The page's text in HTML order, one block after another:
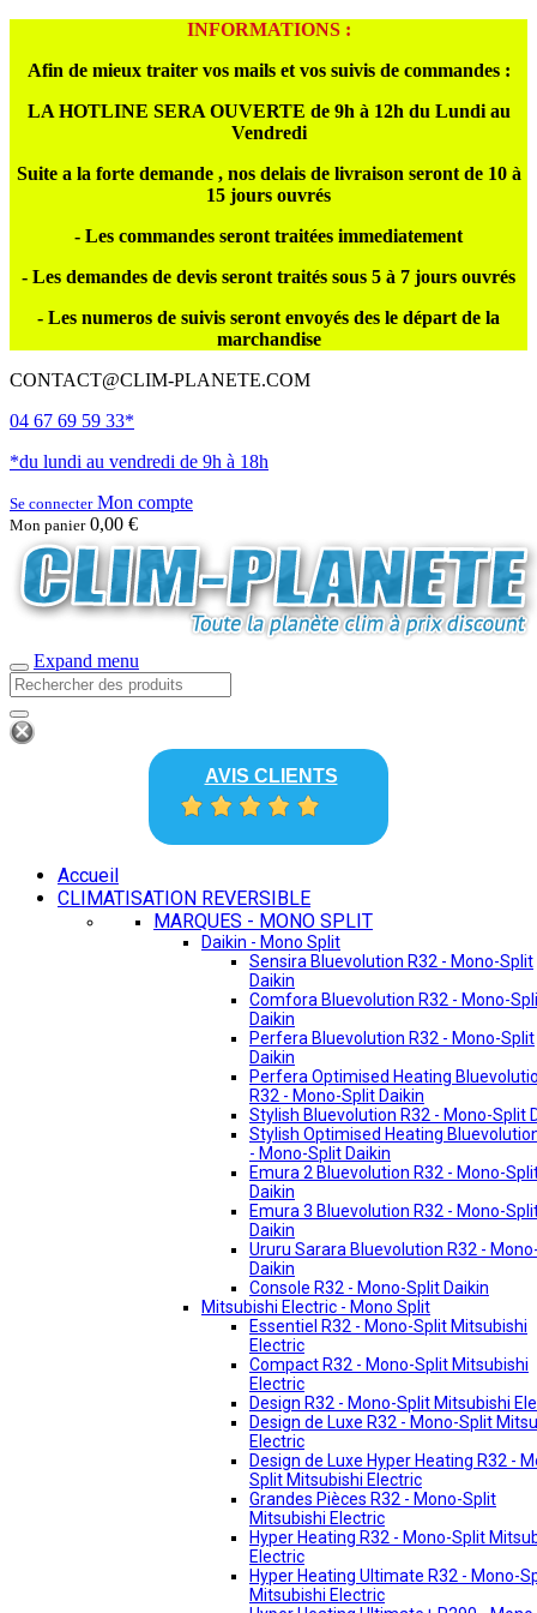
INFORMATIONS :
Afin de mieux traiter vos mails et vos suivis de commandes :
LA HOTLINE SERA OUVERTE de 9h à 12h du Lundi au
Vendredi
Suite a la forte demande , nos delais de livraison seront de 10 à
15 jours ouvrés
- Les commandes seront traitées immediatement
- Les demandes de devis seront traités sous 5 à 7 jours ouvrés
- Les numeros de suivis seront envoyés des le départ de la
marchandise
CONTACT@CLIM-PLANETE.COM
04 67 69 59 33*
*du lundi au vendredi de 9h à 18h
Se connecterMon compte
Mon panier 0,00 €
Expand menu
AVIS CLIENTS
Accueil
CLIMATISATION REVERSIBLE
MARQUES - MONO SPLIT
Daikin - Mono Split
Sensira Bluevolution R32 - Mono-Split
Daikin
Comfora Bluevolution R32 - Mono-
Daikin
Perfera Bluevolution R32 - Mono-Split
Daikin
Perfera Optimised Heating
R32 - Mono-Split Daikin
Stylish Bluevolution R32 - Mono-Split
Stylish Optimised Heating
- Mono-Split Daikin
Emura 2 Bluevolution R32 - Mono-
Daikin
Emura 3 Bluevolution R32 - Mono-
Daikin
Ururu Sarara Bluevolution R32 -
Daikin
Console R32 - Mono-Split Daikin
Mitsubishi Electric - Mono Split
Essentiel R32 - Mono-Split Mitsubishi
Electric
Compact R32 - Mono-Split Mitsubishi
Electric
Design R32 - Mono-Split Mitsubishi
Design de Luxe R32 - Mono-Split
Electric
Design de Luxe Hyper Heating R32 -
Split Mitsubishi Electric
Grandes Pièces R32 - Mono-Split
Mitsubishi Electric
Hyper Heating R32 - Mono-Split
Electric
Hyper Heating Ultimate R32 - Mono-
Mitsubishi Electric